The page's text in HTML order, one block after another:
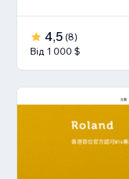
4,5 (8)
Від 1 000 $